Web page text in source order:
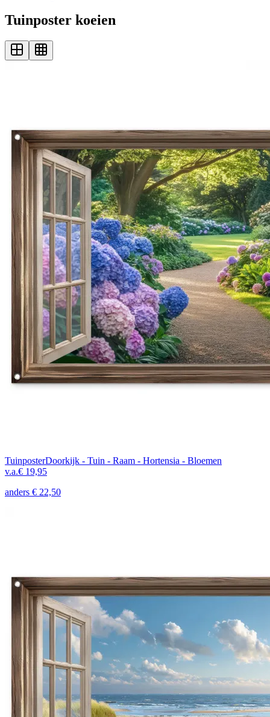
Tuinposter koeien
TuinposterDoorkijk - Tuin - Raam - Hortensia - Bloemen
v.a.€ 19,95
anders € 22,50